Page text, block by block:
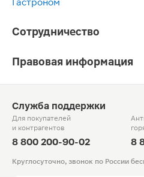
Сотрудничество
Правовая информация
Служба поддержки
Для покупателей
и контрагентов
8 800 200-90-02 8
Круглосуточно, звонок по России